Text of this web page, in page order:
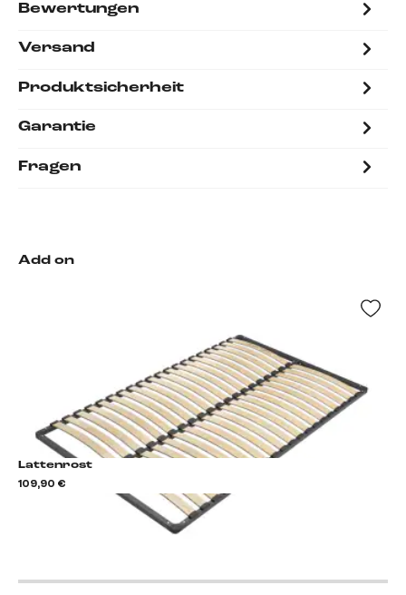
Bewertungen
Versand
Produktsicherheit
Garantie
Fragen
Add on
Lattenrost
109,90 €
Lattenrost hinzufügen